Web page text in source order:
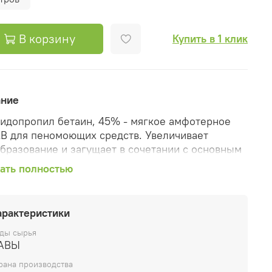
В корзину Купить в 1 клик
бетаин, 45% - мягкое амфотерное
для пеномоющих средств. Увеличивает
и загущает в сочетании с основным
ПАВ и хлоридом натрия.
кислот (лауриновой, пальмитиновой,
и других), и является производным
простых веществ - кокамида и глицин бетаина.
для того, чтобы мягко очищать волосы
полностью
сырья
производства